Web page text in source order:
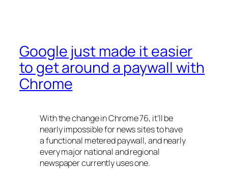
Google just made it easier
to get around a paywall with
Chrome
With the change in Chrome 76, it’ll be
nearly impossible for news sites to have
a functional metered paywall, and nearly
every major national and regional
newspaper currently uses one.